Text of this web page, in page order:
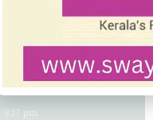
ലഹരി
9:17 pm